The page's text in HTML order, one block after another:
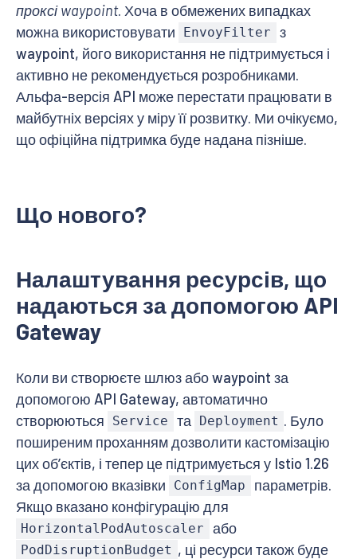
проксі waypoint. Хоча в обмежених випадках
можна використовувати
EnvoyFilter
з
waypoint, його використання не підтримується і
активно не рекомендується розробниками.
Альфа-версія API може перестати працювати в
майбутніх версіях у міру її розвитку. Ми очікуємо,
що офіційна підтримка буде надана пізніше.
Що нового?
Налаштування ресурсів, що
надаються за допомогою API
Gateway
Коли ви створюєте шлюз або waypoint за
допомогою API Gateway, автоматично
створюються
Service та Deployment . Було
поширеним проханням дозволити кастомізацію
цих обʼєктів, і тепер це підтримується у Istio 1.26
за допомогою вказівки
ConfigMap
параметрів.
Якщо вказано конфігурацію для
HorizontalPodAutoscaler або
PodDisruptionBudget , ці ресурси також буде